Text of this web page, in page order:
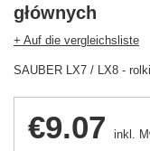
głównych
+ Auf die vergleichsliste
SAUBER LX7 / LX8 -
€9.07 inkl.